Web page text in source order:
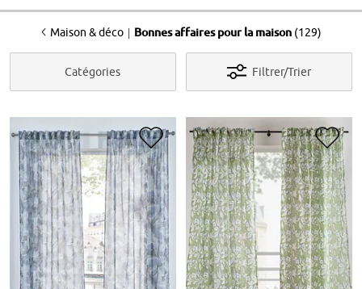
<Maison & déco | Bonnes affaires pour la maison (129)
Catégories Filtrer/Trier